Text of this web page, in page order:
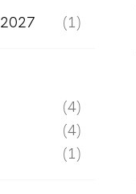
1
4
4
1